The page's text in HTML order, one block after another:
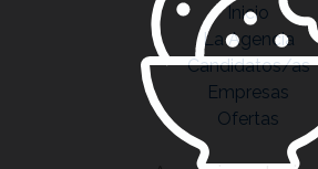
Inicio
La Agencia
Candidatos/as
Empresas
Ofertas